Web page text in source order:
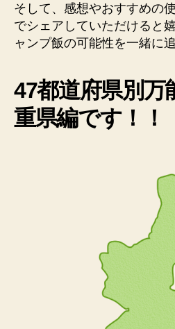
そして、感想やおすすめの
でシェアしていただけると
ャンプ飯の可能性を一緒に
47都道府県別万
重県編です！！